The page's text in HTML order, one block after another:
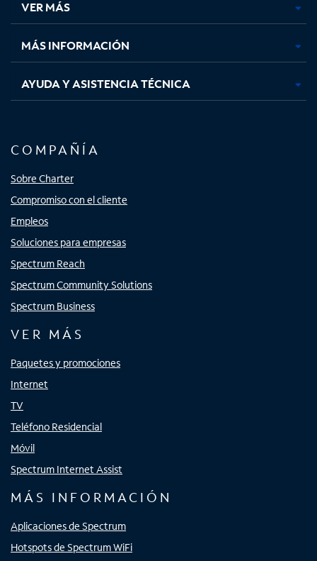
pestaña
nueva
pestaña
nueva
pestaña
nuevanueva
VER MÁS
MÁS INFORMACIÓN
AYUDA Y ASISTENCIA TÉCNICA
COMPAÑÍA
Sobre Charter
Compromiso con el cliente
Empleos
Soluciones para empresas
Spectrum Reach
Spectrum Community Solutions
Spectrum Business
VER MÁS
Paquetes y promociones
Internet
TV
Teléfono Residencial
Móvil
Spectrum Internet Assist
MÁS INFORMACIÓN
Aplicaciones de Spectrum
Hotspots de Spectrum WiFi